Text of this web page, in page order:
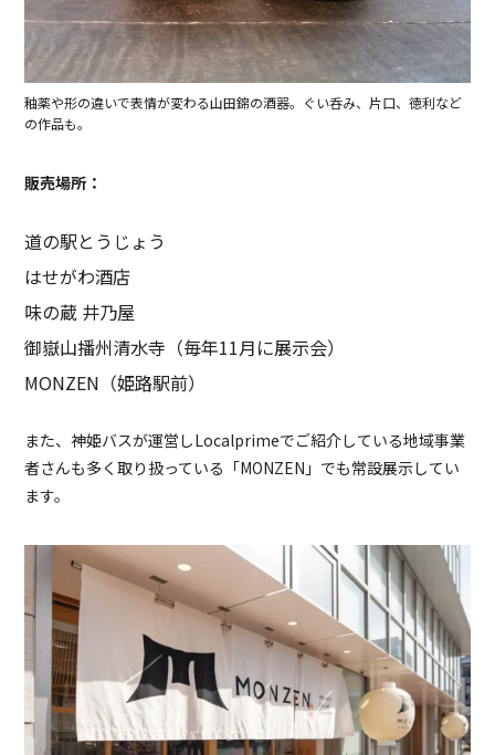
釉薬や形の違いで表情が変わる山田錦の酒器。ぐい呑み、片口、徳利など
の作品も。
販売場所：
道の駅とうじょう
はせがわ酒店
味の蔵 井乃屋
御嶽山播州清水寺（毎年11月に展示会）
MONZEN（姫路駅前）
また、神姫バスが運営しLocalprimeでご紹介している地域事業
者さんも多く取り扱っている「MONZEN」でも常設展示してい
ます。